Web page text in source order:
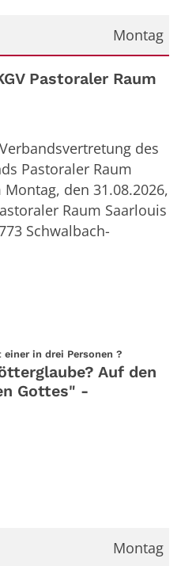
Montag
Pastoraler Raum
des
Pastoraler Raum
den 31.08.2026,
Raum Saarlouis
Schwalbach-
in drei Personen ?
Auf den
Gottes" -
Montag